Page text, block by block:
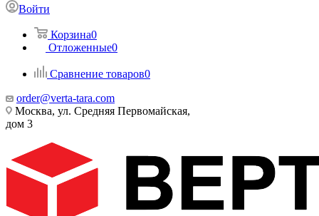
Войти
Корзина0
Отложенные0
Сравнение товаров0
order@verta-tara.com
Москва, ул. Средняя Первомайская,
дом 3